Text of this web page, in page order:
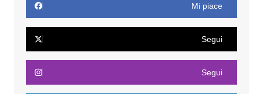
Mi piace
Segui
Segui